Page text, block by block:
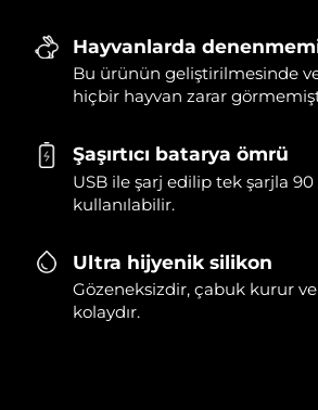
Hayvanlarda
Bu ürünün geliştirilmesinde
hiçbir hayvan zarar
Şaşırtıcı batarya ömrü
USB ile şarj edilip tek şarjla
kullanılabilir.
Ultra hijyenik silikon
Gözeneksizdir, çabuk kurur
kolaydır.